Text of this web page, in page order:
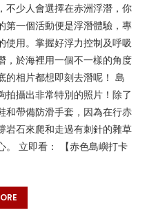
不少人會選擇在赤洲浮潛，你
第一個活動便是浮潛體驗，專
使用。掌握好浮力控制及呼吸
，於海裡用一個不一樣的角度
的相片都想即刻去潛呢！ 島
拍攝出非常特別的照片！除了
和帶備防滑手套，因為在行赤
岩石來爬和走過有刺針的雜草
。 立即看： 【赤色島嶼打卡